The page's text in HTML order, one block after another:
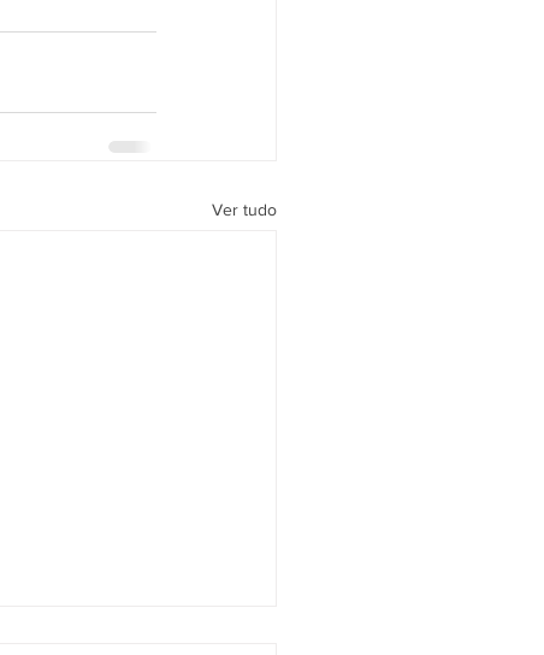
Ver tudo